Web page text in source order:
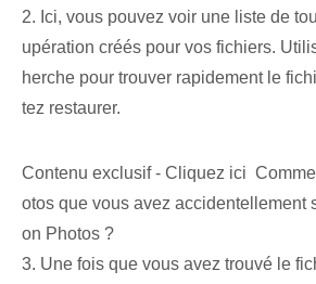
2. Ici, vous pouvez voir une liste de
upération créés pour vos fichiers.
herche pour trouver rapidement le
tez restaurer.
Contenu exclusif - Cliquez ici
otos que vous avez accidentellement
on Photos ?
3. Une fois que vous avez trouvé le